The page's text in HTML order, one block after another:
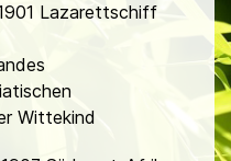
Lazarettschiff
Wittekind